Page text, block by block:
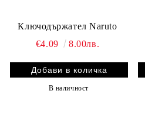
Ключодържател Naruto
€4.09
8.00лв.
В наличност